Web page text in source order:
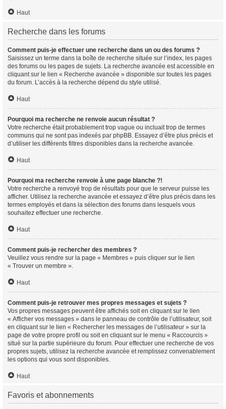
Haut
Recherche dans les forums
Comment puis-je effectuer une recherche dans un ou des forums ?
Saisissez un terme dans la boîte de recherche située sur l’index, les pages
des forums ou les pages de sujets. La recherche avancée est accessible en
cliquant sur le lien « Recherche avancée » disponible sur toutes les pages
du forum. L’accès à la recherche dépend du style utilisé.
Haut
Pourquoi ma recherche ne renvoie aucun résultat ?
Votre recherche était probablement trop vague ou incluait trop de termes
communs qui ne sont pas indexés par phpBB. Essayez d’être plus précis et
d’utiliser les différents filtres disponibles dans la recherche avancée.
Haut
Pourquoi ma recherche renvoie à une page blanche ?!
Votre recherche a renvoyé trop de résultats pour que le serveur puisse les
afficher. Utilisez la recherche avancée et essayez d’être plus précis dans les
termes employés et dans la sélection des forums dans lesquels vous
souhaitez effectuer une recherche.
Haut
Comment puis-je rechercher des membres ?
Veuillez vous rendre sur la page « Membres » puis cliquer sur le lien
« Trouver un membre ».
Haut
Comment puis-je retrouver mes propres messages et sujets ?
Vos propres messages peuvent être affichés soit en cliquant sur le lien
« Afficher vos messages » dans le panneau de contrôle de l’utilisateur, soit
en cliquant sur le lien « Rechercher les messages de l’utilisateur » sur la
page de votre propre profil ou soit en cliquant sur le menu « Raccourcis »
situé sur la partie supérieure du forum. Pour effectuer une recherche de vos
propres sujets, utilisez la recherche avancée et remplissez convenablement
les options qui vous sont disponibles.
Haut
Favoris et abonnements